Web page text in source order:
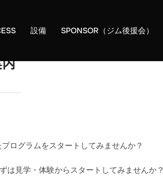
設備 SPONSOR（ジム後援会）
ログラムをスタートしてみませんか？
は見学・体験からスタートしてみませんか？